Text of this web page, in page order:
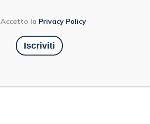
Accetto la Privacy Policy